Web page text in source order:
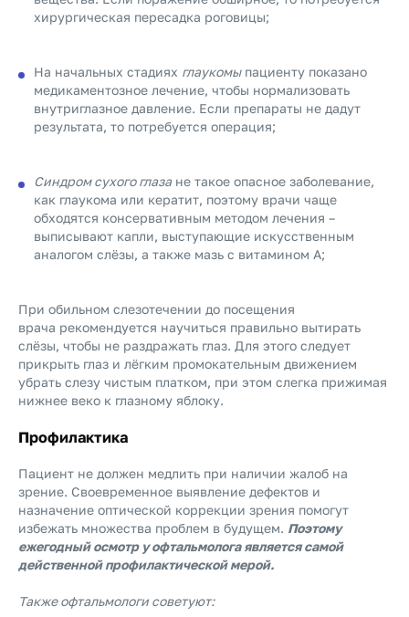
хирургическая пересадка роговицы;
На начальных стадиях глаукомыпациенту показано
медикаментозное лечение, чтобы нормализовать
внутриглазное давление. Если препараты не дадут
результата, то потребуется операция;
Синдром сухого глазане такое опасное заболевание,
как глаукома или кератит, поэтому врачи чаще
обходятся консервативным методом лечения –
выписывают капли, выступающие искусственным
аналогом слёзы, а также мазь с витамином A;
При обильном слезотечении до посещения
врача рекомендуется научиться правильно вытирать
слёзы, чтобы не раздражать глаз. Для этого следует
прикрыть глаз и лёгким промокательным движением
убрать слезу чистым платком, при этом слегка прижимая
нижнее веко к глазному яблоку.
Профилактика
Пациент не должен медлить при наличии жалоб на
зрение. Своевременное выявление дефектов и
назначение оптической коррекции зрения помогут
избежать множества проблем в будущем. Поэтому
ежегодный осмотр у офтальмолога является самой
действенной профилактической мерой.
Также офтальмологи советуют: